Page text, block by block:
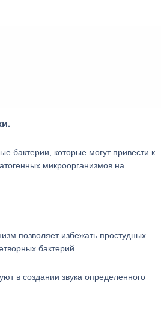
бактерии, которые могут привести к
микроорганизмов на
позволяет избежать простудных
бактерий.
в создании звука определенного